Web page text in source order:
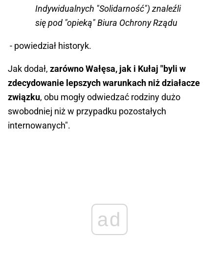
Indywidualnych "Solidarność") znaleźli
się pod "opieką" Biura Ochrony Rządu
- powiedział historyk.
Jak dodał, zarówno Wałęsa, jak i Kułaj "byli w
zdecydowanie lepszych warunkach niż działacze
związku, obu mogły odwiedzać rodziny dużo
swobodniej niż w przypadku pozostałych
internowanych".
ad